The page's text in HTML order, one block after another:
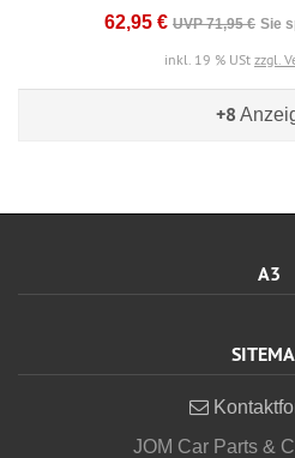
62,95 € UVP 71,95 € Sie
inkl. 19 % USt zzgl.
+8
A3
JOM Car Parts &